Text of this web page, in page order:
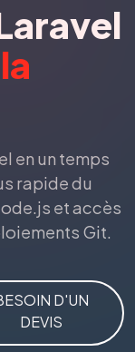
en un temps
rapide du
et accès
Git.
D'UN
DEVIS